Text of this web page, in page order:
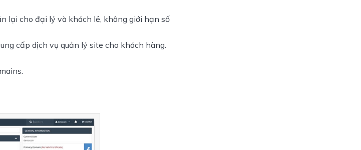
lại cho đại lý và khách lẻ , không giới hạn số
cấp dịch vụ quản lý site cho khách hàng.